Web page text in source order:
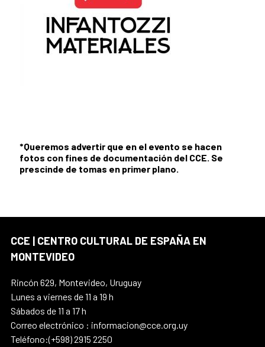
*Queremos advertir que en el evento se hacen
fotos con fines de documentación del CCE. Se
prescinde de tomas en primer plano.
CCE | CENTRO CULTURAL DE ESPAÑA EN
MONTEVIDEO
Rincón 629, Montevideo, Uruguay
Lunes a viernes de 11 a 19 h
Sábados de 11 a 17 h
Correo electrónico : informacion@cce.org.uy
Teléfono:(+598) 2915 2250